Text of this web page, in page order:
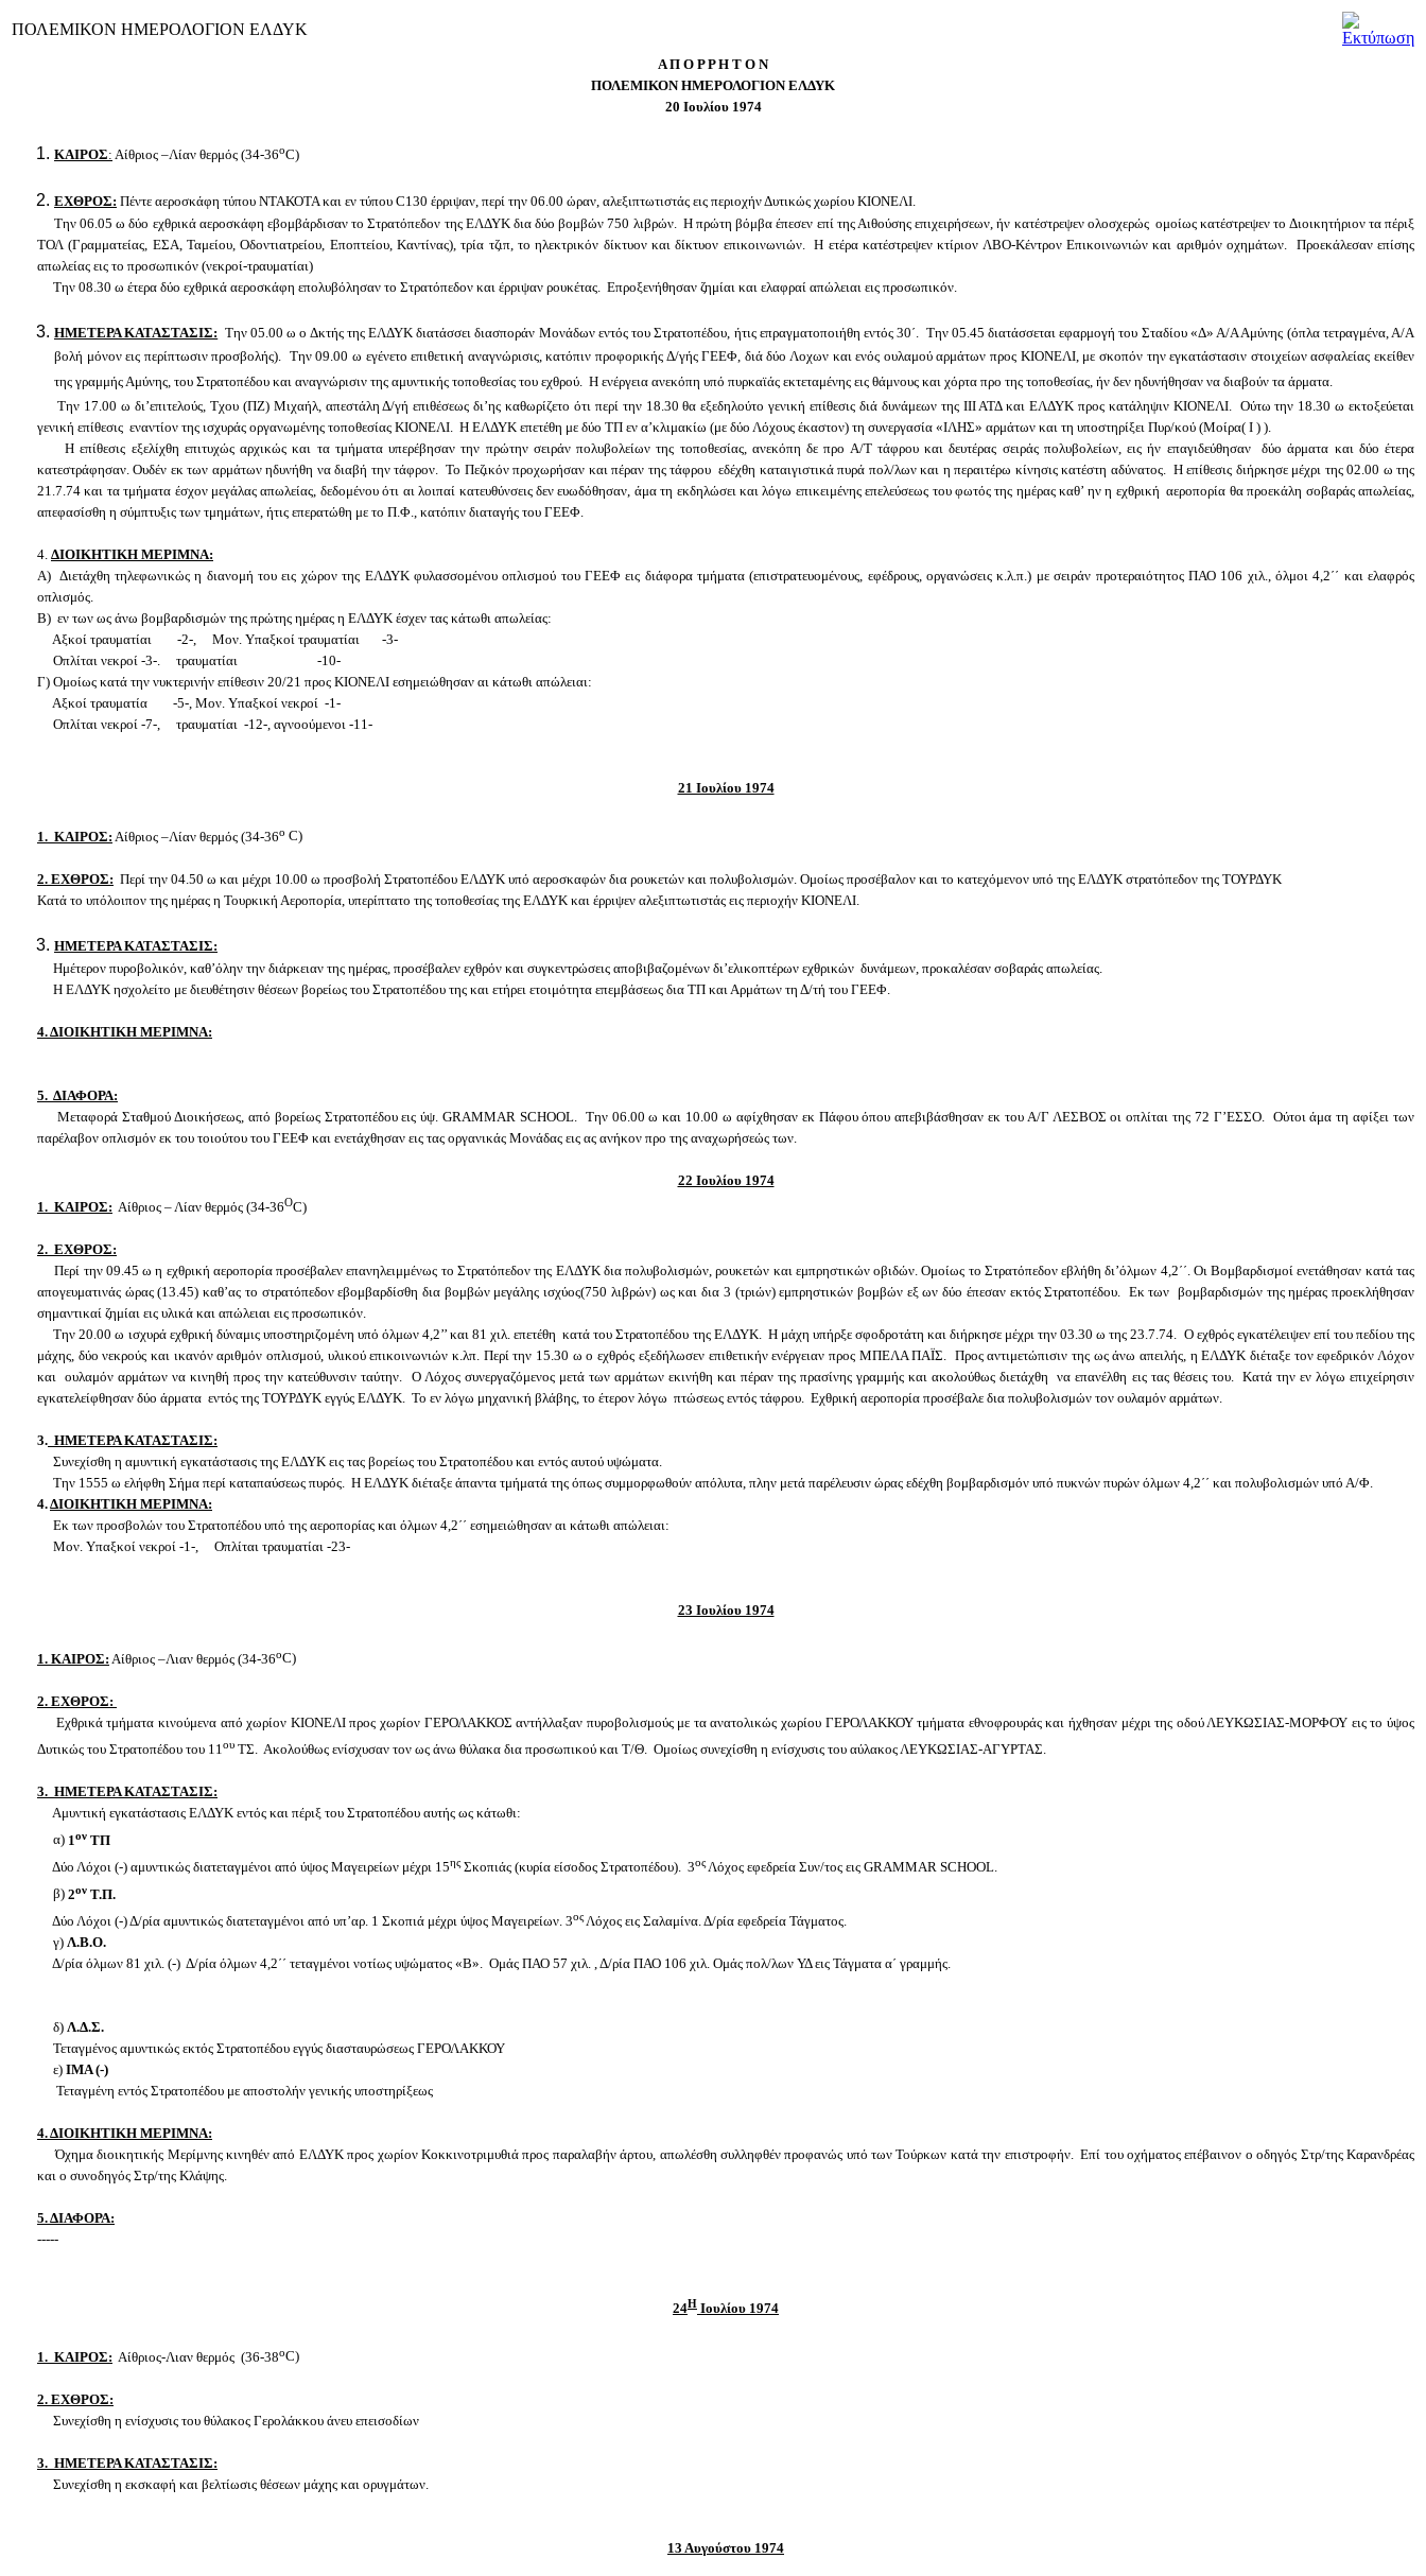
ΠΟΛΕΜΙΚΟΝ ΗΜΕΡΟΛΟΓΙΟΝ ΕΛΔΥΚ
Α Π Ο Ρ Ρ Η Τ Ο Ν
ΠΟΛΕΜΙΚΟΝ ΗΜΕΡΟΛΟΓΙΟΝ ΕΛΔΥΚ
20 Ιουλίου 1974
ΚΑΙΡΟΣ: Αίθριος –Λίαν θερμός (34-36οC)
ΕΧΘΡΟΣ: Πέντε αεροσκάφη τύπου ΝΤΑΚΟΤΑ και εν τύπου C130 έρριψαν, περί την 06.00 ώραν, αλεξιπτωτιστάς εις περιοχήν Δυτικώς χωρίου ΚΙΟΝΕΛΙ.
Την 06.05 ω δύο εχθρικά αεροσκάφη εβομβάρδισαν το Στρατόπεδον της ΕΛΔΥΚ δια δύο βομβών 750 λιβρών. Η πρώτη βόμβα έπεσεν επί της Αιθούσης επιχειρήσεων, ήν κατέστρεψεν ολοσχερώς ομοίως κατέστρεψεν το Διοικητήριον τα πέριξ
ΤΟΛ (Γραμματείας, ΕΣΑ, Ταμείου, Οδοντιατρείου, Εποπτείου, Καντίνας), τρία τζιπ, το ηλεκτρικόν δίκτυον και δίκτυον επικοινωνιών. Η ετέρα κατέστρεψεν κτίριον ΛΒΟ-Κέντρον Επικοινωνιών και αριθμόν οχημάτων. Προεκάλεσαν επίσης
απωλείας εις το προσωπικόν (νεκροί-τραυματίαι)
Την 08.30 ω έτερα δύο εχθρικά αεροσκάφη επολυβόλησαν το Στρατόπεδον και έρριψαν ρουκέτας. Επροξενήθησαν ζημίαι και ελαφραί απώλειαι εις προσωπικόν.
ΗΜΕΤΕΡΑ ΚΑΤΑΣΤΑΣΙΣ: Την 05.00 ω ο Δκτής της ΕΛΔΥΚ διατάσσει διασποράν Μονάδων εντός του Στρατοπέδου, ήτις επραγματοποιήθη εντός 30΄. Την 05.45 διατάσσεται εφαρμογή του Σταδίου «Δ» Α/Α Αμύνης (όπλα τετραγμένα, Α/Α
βολή μόνον εις περίπτωσιν προσβολής). Την 09.00 ω εγένετο επιθετική αναγνώρισις, κατόπιν προφορικής Δ/γής ΓΕΕΦ, διά δύο Λοχων και ενός ουλαμού αρμάτων προς ΚΙΟΝΕΛΙ, με σκοπόν την εγκατάστασιν στοιχείων ασφαλείας εκείθεν
της γραμμής Αμύνης, του Στρατοπέδου και αναγνώρισιν της αμυντικής τοποθεσίας του εχθρού. Η ενέργεια ανεκόπη υπό πυρκαϊάς εκτεταμένης εις θάμνους και χόρτα προ της τοποθεσίας, ήν δεν ηδυνήθησαν να διαβούν τα άρματα.
Την 17.00 ω δι’επιτελούς, Τχου (ΠΖ) Μιχαήλ, απεστάλη Δ/γή επιθέσεως δι’ης καθωρίζετο ότι περί την 18.30 θα εξεδηλούτο γενική επίθεσις διά δυνάμεων της ΙΙΙ ΑΤΔ και ΕΛΔΥK προς κατάληψιν ΚΙΟΝΕΛΙ. Ούτω την 18.30 ω εκτοξεύεται
γενική επίθεσις εναντίον της ισχυράς οργανωμένης τοποθεσίας ΚΙΟΝΕΛΙ. Η ΕΛΔΥΚ επετέθη με δύο ΤΠ εν α’κλιμακίω (με δύο Λόχους έκαστον) τη συνεργασία «ΙΛΗΣ» αρμάτων και τη υποστηρίξει Πυρ/κού (Μοίρα( Ι ) ).
Η επίθεσις εξελίχθη επιτυχώς αρχικώς και τα τμήματα υπερέβησαν την πρώτην σειράν πολυβολείων της τοποθεσίας, ανεκόπη δε προ Α/Τ τάφρου και δευτέρας σειράς πολυβολείων, εις ήν επαγιδεύθησαν δύο άρματα και δύο έτερα
κατεστράφησαν. Ουδέν εκ των αρμάτων ηδυνήθη να διαβή την τάφρον. Το Πεζικόν προχωρήσαν και πέραν της τάφρου εδέχθη καταιγιστικά πυρά πολ/λων και η περαιτέρω κίνησις κατέστη αδύνατος. Η επίθεσις διήρκησε μέχρι της 02.00 ω της
21.7.74 και τα τμήματα έσχον μεγάλας απωλείας, δεδομένου ότι αι λοιπαί κατευθύνσεις δεν ευωδόθησαν, άμα τη εκδηλώσει και λόγω επικειμένης επελεύσεως του φωτός της ημέρας καθ’ ην η εχθρική αεροπορία θα προεκάλη σοβαράς απωλείας,
απεφασίσθη η σύμπτυξις των τμημάτων, ήτις επερατώθη με το Π.Φ., κατόπιν διαταγής του ΓΕΕΦ.
4. ΔΙΟΙΚΗΤΙΚΗ ΜΕΡΙΜΝΑ:
Α) Διετάχθη τηλεφωνικώς η διανομή του εις χώρον της ΕΛΔΥΚ φυλασσομένου οπλισμού του ΓΕΕΦ εις διάφορα τμήματα (επιστρατευομένους, εφέδρους, οργανώσεις κ.λ.π.) με σειράν προτεραιότητος ΠΑΟ 106 χιλ., όλμοι 4,2΄΄ και ελαφρός
οπλισμός.
Β) εν των ως άνω βομβαρδισμών της πρώτης ημέρας η ΕΛΔΥΚ έσχεν τας κάτωθι απωλείας:
Αξκοί τραυματίαι -2-, Μον. Υπαξκοί τραυματίαι -3-
Οπλίται νεκροί -3-. τραυματίαι -10-
Γ) Ομοίως κατά την νυκτερινήν επίθεσιν 20/21 προς ΚΙΟΝΕΛΙ εσημειώθησαν αι κάτωθι απώλειαι:
Αξκοί τραυματία -5-, Μον. Υπαξκοί νεκροί -1-
Οπλίται νεκροί -7-, τραυματίαι -12-, αγνοούμενοι -11-
21 Ιουλίου 1974
1. ΚΑΙΡΟΣ: Αίθριος –Λίαν θερμός (34-36ο C)
2. ΕΧΘΡΟΣ: Περί την 04.50 ω και μέχρι 10.00 ω προσβολή Στρατοπέδου ΕΛΔΥΚ υπό αεροσκαφών δια ρουκετών και πολυβολισμών. Ομοίως προσέβαλον και το κατεχόμενον υπό της ΕΛΔΥΚ στρατόπεδον της ΤΟΥΡΔΥΚ
Κατά το υπόλοιπον της ημέρας η Τουρκική Αεροπορία, υπερίπτατο της τοποθεσίας της ΕΛΔΥΚ και έρριψεν αλεξιπτωτιστάς εις περιοχήν ΚΙΟΝΕΛΙ.
ΗΜΕΤΕΡΑ ΚΑΤΑΣΤΑΣΙΣ:
Ημέτερον πυροβολικόν, καθ’όλην την διάρκειαν της ημέρας, προσέβαλεν εχθρόν και συγκεντρώσεις αποβιβαζομένων δι’ελικοπτέρων εχθρικών δυνάμεων, προκαλέσαν σοβαράς απωλείας.
Η ΕΛΔΥΚ ησχολείτο με διευθέτησιν θέσεων βορείως του Στρατοπέδου της και ετήρει ετοιμότητα επεμβάσεως δια ΤΠ και Αρμάτων τη Δ/τή του ΓΕΕΦ.
4. ΔΙΟΙΚΗΤΙΚΗ ΜΕΡΙΜΝΑ:
5. ΔΙΑΦΟΡΑ:
Μεταφορά Σταθμού Διοικήσεως, από βορείως Στρατοπέδου εις ύψ.GRAMMAR SCHOOL. Την 06.00 ω και 10.00 ω αφίχθησαν εκ Πάφου όπου απεβιβάσθησαν εκ του Α/Γ ΛΕΣΒΟΣ οι οπλίται της 72 Γ’ΕΣΣΟ. Ούτοι άμα τη αφίξει των
παρέλαβον οπλισμόν εκ του τοιούτου του ΓΕΕΦ και ενετάχθησαν εις τας οργανικάς Μονάδας εις ας ανήκον προ της αναχωρήσεώς των.
22 Ιουλίου 1974
1. ΚΑΙΡΟΣ: Αίθριος – Λίαν θερμός (34-36ΟC)
2. ΕΧΘΡΟΣ:
Περί την 09.45 ω η εχθρική αεροπορία προσέβαλεν επανηλειμμένως το Στρατόπεδον της ΕΛΔΥΚ δια πολυβολισμών, ρουκετών και εμπρηστικών οβιδών. Ομοίως το Στρατόπεδον εβλήθη δι’όλμων 4,2΄΄. Οι Βομβαρδισμοί ενετάθησαν κατά τας
απογευματινάς ώρας (13.45) καθ’ας το στρατόπεδον εβομβαρδίσθη δια βομβών μεγάλης ισχύος(750 λιβρών) ως και δια 3 (τριών) εμπρηστικών βομβών εξ ων δύο έπεσαν εκτός Στρατοπέδου. Εκ των βομβαρδισμών της ημέρας προεκλήθησαν
σημαντικαί ζημίαι εις υλικά και απώλειαι εις προσωπικόν.
Την 20.00 ω ισχυρά εχθρική δύναμις υποστηριζομένη υπό όλμων 4,2’’ και 81 χιλ. επετέθη κατά του Στρατοπέδου της ΕΛΔΥΚ. Η μάχη υπήρξε σφοδροτάτη και διήρκησε μέχρι την 03.30 ω της 23.7.74. Ο εχθρός εγκατέλειψεν επί του πεδίου της
μάχης, δύο νεκρούς και ικανόν αριθμόν οπλισμού, υλικού επικοινωνιών κ.λπ. Περί την 15.30 ω ο εχθρός εξεδήλωσεν επιθετικήν ενέργειαν προς ΜΠΕΛΑ ΠΑΪΣ. Προς αντιμετώπισιν της ως άνω απειλής, η ΕΛΔΥΚ διέταξε τον εφεδρικόν Λόχον
και ουλαμόν αρμάτων να κινηθή προς την κατεύθυνσιν ταύτην. Ο Λόχος συνεργαζόμενος μετά των αρμάτων εκινήθη και πέραν της πρασίνης γραμμής και ακολούθως διετάχθη να επανέλθη εις τας θέσεις του. Κατά την εν λόγω επιχείρησιν
εγκατελείφθησαν δύο άρματα εντός της ΤΟΥΡΔΥΚ εγγύς ΕΛΔΥΚ. Το εν λόγω μηχανική βλάβης, το έτερον λόγω πτώσεως εντός τάφρου. Εχθρική αεροπορία προσέβαλε δια πολυβολισμών τον ουλαμόν αρμάτων.
3. ΗΜΕΤΕΡΑ ΚΑΤΑΣΤΑΣΙΣ:
Συνεχίσθη η αμυντική εγκατάστασις της ΕΛΔΥΚ εις τας βορείως του Στρατοπέδου και εντός αυτού υψώματα.
Την 1555 ω ελήφθη Σήμα περί καταπαύσεως πυρός. Η ΕΛΔΥΚ διέταξε άπαντα τμήματά της όπως συμμορφωθούν απόλυτα, πλην μετά παρέλευσιν ώρας εδέχθη βομβαρδισμόν υπό πυκνών πυρών όλμων 4,2΄΄ και πολυβολισμών υπό Α/Φ.
4.ΔΙΟΙΚΗΤΙΚΗ ΜΕΡΙΜΝΑ:
Εκ των προσβολών του Στρατοπέδου υπό της αεροπορίας και όλμων 4,2΄΄ εσημειώθησαν αι κάτωθι απώλειαι:
Μον. Υπαξκοί νεκροί -1-, Οπλίται τραυματίαι -23-
23 Ιουλίου 1974
1. ΚΑΙΡΟΣ: Αίθριος –Λιαν θερμός (34-36οC)
2. EΧΘΡΟΣ:
Εχθρικά τμήματα κινούμενα από χωρίον ΚΙΟΝΕΛΙ προς χωρίον ΓΕΡΟΛΑΚΚΟΣ αντήλλαξαν πυροβολισμούς με τα ανατολικώς χωρίου ΓΕΡΟΛΑΚΚΟΥ τμήματα εθνοφρουράς και ήχθησαν μέχρι της οδού ΛΕΥΚΩΣΙΑΣ-ΜΟΡΦΟΥ εις το ύψος
Δυτικώς του Στρατοπέδου του 11ου ΤΣ. Ακολούθως ενίσχυσαν τον ως άνω θύλακα δια προσωπικού και Τ/Θ. Ομοίως συνεχίσθη η ενίσχυσις του αύλακος ΛΕΥΚΩΣΙΑΣ-ΑΓΥΡΤΑΣ.
3. ΗΜΕΤΕΡΑ ΚΑΤΑΣΤΑΣΙΣ:
Αμυντική εγκατάστασις ΕΛΔΥΚ εντός και πέριξ του Στρατοπέδου αυτής ως κάτωθι:
α) 1ον ΤΠ
Δύο Λόχοι (-) αμυντικώς διατεταγμένοι από ύψος Μαγειρείων μέχρι 15ηςΣκοπιάς (κυρία είσοδος Στρατοπέδου). 3οςΛόχος εφεδρεία Συν/τος εις GRAMMAR SCHOOL.
β) 2ον Τ.Π.
Δύο Λόχοι (-) Δ/ρία αμυντικώς διατεταγμένοι από υπ’αρ. 1 Σκοπιά μέχρι ύψος Μαγειρείων. 3οςΛόχος εις Σαλαμίνα. Δ/ρία εφεδρεία Τάγματος.
γ) Λ.Β.Ο.
Δ/ρία όλμων 81 χιλ. (-) Δ/ρία όλμων 4,2΄΄ τεταγμένοι νοτίως υψώματος «Β». Ομάς ΠΑΟ 57 χιλ. , Δ/ρία ΠΑΟ 106 χιλ. Ομάς πολ/λων ΥΔ εις Τάγματα α΄ γραμμής.
δ) Λ.Δ.Σ.
Τεταγμένος αμυντικώς εκτός Στρατοπέδου εγγύς διασταυρώσεως ΓΕΡΟΛΑΚΚΟΥ
ε) ΙΜΑ (-)
Τεταγμένη εντός Στρατοπέδου με αποστολήν γενικής υποστηρίξεως
4. ΔΙΟΙΚΗΤΙΚΗ ΜΕΡΙΜΝΑ:
Όχημα διοικητικής Μερίμνης κινηθέν από ΕΛΔΥΚ προς χωρίον Κοκκινοτριμυθιά προς παραλαβήν άρτου, απωλέσθη συλληφθέν προφανώς υπό των Τούρκων κατά την επιστροφήν. Επί του οχήματος επέβαινον ο οδηγός Στρ/της Καρανδρέας
και ο συνοδηγός Στρ/της Κλάψης.
5. ΔΙΑΦΟΡΑ:
-----
24Η Ιουλίου 1974
1. ΚΑΙΡΟΣ: Αίθριος-Λιαν θερμός (36-38οC)
2. ΕΧΘΡΟΣ:
Συνεχίσθη η ενίσχυσις του θύλακος Γερολάκκου άνευ επεισοδίων
3. ΗΜΕΤΕΡΑ ΚΑΤΑΣΤΑΣΙΣ:
Συνεχίσθη η εκσκαφή και βελτίωσις θέσεων μάχης και ορυγμάτων.
13 Αυγούστου 1974